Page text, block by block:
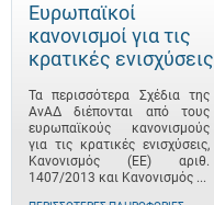
Ευρωπαϊκοί
κανονισμοί για τις
κρατικές ενισχύσεις
Τα περισσότερα Σχέδια της
ΑνΑΔ διέπονται από τους
ευρωπαϊκούς κανονισμούς
για τις κρατικές ενισχύσεις,
Κανονισμός (ΕΕ) αριθ.
1407/2013 και Κανονισμός ...